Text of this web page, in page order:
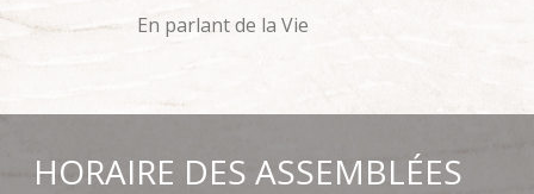
En parlant de la Vie
HORAIRE DES ASSEMBLÉES